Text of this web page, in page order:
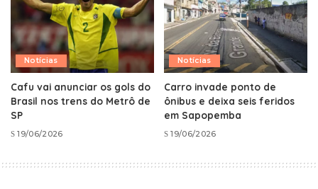
Notícias
Cafu vai anunciar os gols do
Brasil nos trens do Metrô de
SP
19/06/2026
Notícias
Carro invade ponto de
ônibus e deixa seis feridos
em Sapopemba
19/06/2026